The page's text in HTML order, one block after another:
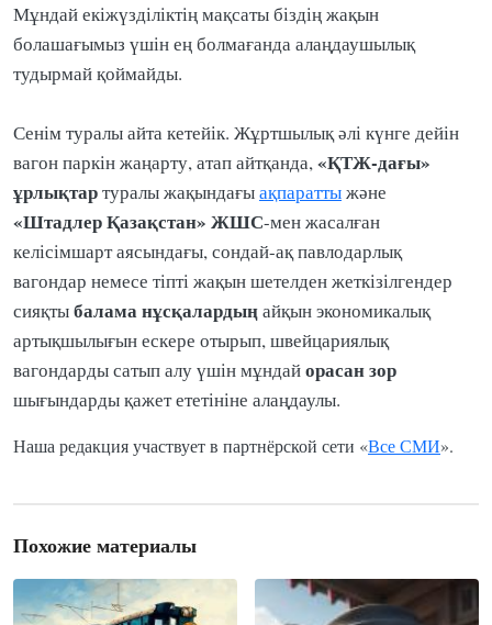
Мұндай екіжүзділіктің мақсаты біздің жақын
болашағымыз үшін ең болмағанда алаңдаушылық
тудырмай қоймайды.
Сенім туралы айта кетейік. Жұртшылық әлі күнге дейін
вагон паркін жаңарту, атап айтқанда,«ҚТЖ-дағы»
ұрлықтартуралы жақындағыақпараттыжәне
«Штадлер Қазақстан» ЖШС-мен жасалған
келісімшарт аясындағы, сондай-ақ павлодарлық
вагондар немесе тіпті жақын шетелден жеткізілгендер
сияқтыбаламанұсқалардыңайқын экономикалық
артықшылығын ескере отырып, швейцариялық
вагондарды сатып алу үшін мұндайорасан зор
шығындарды қажет ететініне алаңдаулы.
Наша редакция участвует в партнёрской сети «Все СМИ».
Похожие материалы